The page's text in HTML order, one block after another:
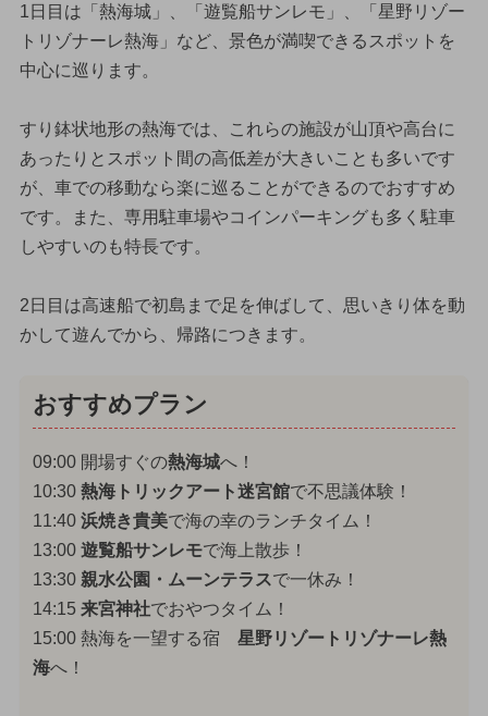
1日目は「熱海城」、「遊覧船サンレモ」、「星野リゾー
トリゾナーレ熱海」など、景色が満喫できるスポットを
中心に巡ります。
すり鉢状地形の熱海では、これらの施設が山頂や高台に
あったりとスポット間の高低差が大きいことも多いです
が、車での移動なら楽に巡ることができるのでおすすめ
です。また、専用駐車場やコインパーキングも多く駐車
しやすいのも特長です。
2日目は高速船で初島まで足を伸ばして、思いきり体を動
かして遊んでから、帰路につきます。
おすすめプラン
09:00 開場すぐの熱海城へ！
10:30 熱海トリックアート迷宮館で不思議体験！
11:40 浜焼き貴美で海の幸のランチタイム！
13:00 遊覧船サンレモで海上散歩！
13:30 親水公園・ムーンテラスで一休み！
14:15 来宮神社でおやつタイム！
15:00 熱海を一望する宿 星野リゾートリゾナーレ熱
海へ！